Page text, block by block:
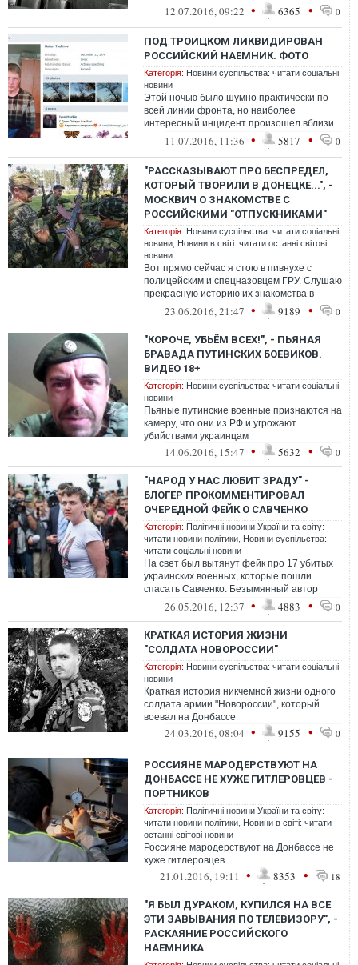
атаковавшей украинские позиции в районе
12.07.2016, 09:22 • 6365 • 0
ПОД ТРОИЦКОМ ЛИКВИДИРОВАН
РОССИЙСКИЙ НАЕМНИК. ФОТО
Категорія: Новини суспільства: читати соціальні
новини
Этой ночью было шумно практически по
всей линии фронта, но наиболее
интересный инцидент произошел вблизи
Троицкого, что на Донетчине. В данном
11.07.2016, 11:36 • 5817 • 0
"РАССКАЗЫВАЮТ ПРО БЕСПРЕДЕЛ,
КОТОРЫЙ ТВОРИЛИ В ДОНЕЦКЕ...", -
МОСКВИЧ О ЗНАКОМСТВЕ С
РОССИЙСКИМИ "ОТПУСКНИКАМИ"
Категорія: Новини суспільства: читати соціальні
новини Новини в світі: читати останні світові
новини
Вот прямо сейчас я стою в пивнухе с
полицейским и спецназовцем ГРУ. Слушаю
прекрасную историю их знакомства в
Донецке23.06.2016, 21:47 • 9189 • 0
"КОРОЧЕ, УБЬЁМ ВСЕХ!", - ПЬЯНАЯ
БРАВАДА ПУТИНСКИХ БОЕВИКОВ.
ВИДЕО 18+
Категорія: Новини суспільства: читати соціальні
новини
Пьяные путинские военные признаются на
камеру, что они из РФ и угрожают
убийствами украинцам
14.06.2016, 15:47 • 5632 • 0
"НАРОД У НАС ЛЮБИТ ЗРАДУ" -
БЛОГЕР ПРОКОММЕНТИРОВАЛ
ОЧЕРЕДНОЙ ФЕЙК О САВЧЕНКО
Категорія: Політичні новини України та світу:
читати новини політики Новини суспільства:
читати соціальні новини
На свет был вытянут фейк про 17 убитых
украинских военных, которые пошли
спасать Савченко. Безымянный автор
спустя полтора года начинает
26.05.2016, 12:37 • 4883 • 0
КРАТКАЯ ИСТОРИЯ ЖИЗНИ
"СОЛДАТА НОВОРОССИИ"
Категорія: Новини суспільства: читати соціальні
новини
Краткая история никчемной жизни одного
солдата армии "Новороссии", который
воевал на Донбассе
24.03.2016, 08:04 • 9155 • 0
РОССИЯНЕ МАРОДЕРСТВУЮТ НА
ДОНБАССЕ НЕ ХУЖЕ ГИТЛЕРОВЦЕВ -
ПОРТНИКОВ
Категорія: Політичні новини України та світу:
читати новини політики Новини в світі: читати
останні світові новини
Россияне мародерствуют на Донбассе не
хуже гитлеровцев
21.01.2016, 19:11 • 8353 • 18
"Я БЫЛ ДУРАКОМ, КУПИЛСЯ НА ВСЕ
ЭТИ ЗАВЫВАНИЯ ПО ТЕЛЕВИЗОРУ", -
РАСКАЯНИЕ РОССИЙСКОГО
НАЕМНИКА